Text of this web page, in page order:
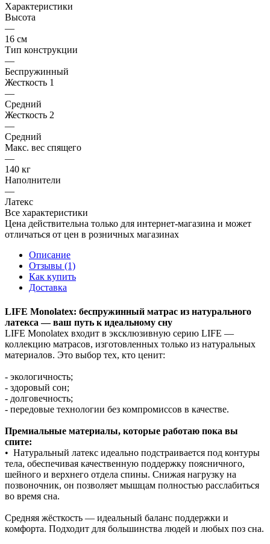
Характеристики
Высота
—
16 см
Тип конструкции
—
Беспружинный
Жесткость 1
—
Средний
Жесткость 2
—
Средний
Макс. вес спящего
—
140 кг
Наполнители
—
Латекс
Все характеристики
Цена действительна только для интернет-магазина и может
отличаться от цен в розничных магазинах
Описание
Отзывы (1)
Как купить
Доставка
LIFE Monolatex: беспружинный матрас из натурального
латекса — ваш путь к идеальному сну
LIFE Monolatex входит в эксклюзивную серию LIFE —
коллекцию матрасов, изготовленных только из натуральных
материалов. Это выбор тех, кто ценит:
- экологичность;
- здоровый сон;
- долговечность;
- передовые технологии без компромиссов в качестве.
Премиальные материалы, которые работаю пока вы
спите:
• Натуральный латекс идеально подстраивается под контуры
тела, обеспечивая качественную поддержку поясничного,
шейного и верхнего отдела спины. Снижая нагрузку на
позвоночник, он позволяет мышцам полностью расслабиться
во время сна.
Средняя жёсткость — идеальный баланс поддержки и
комфорта. Подходит для большинства людей и любых поз сна.